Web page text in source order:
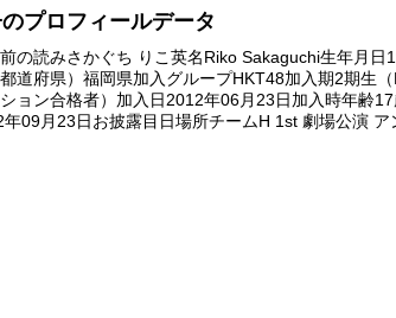
プロフィールデータ
の読みさかぐち りこ英名Riko Sakaguchi生年月日
道府県）福岡県加入グループHKT48加入期2期生
ョン合格者）加入日2012年06月23日加入時年齢
09月23日お披露目日場所チームH 1st 劇場公演 ア